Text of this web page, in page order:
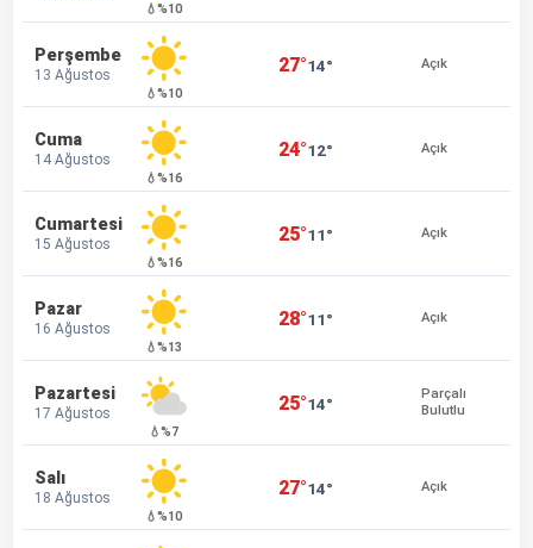
💧%10
Perşembe
13 Ağustos
💧%10
27°14° Açık
Cuma
14 Ağustos
💧%16
24°12° Açık
Cumartesi
15 Ağustos
💧%16
25°11° Açık
Pazar
16 Ağustos
💧%13
28°11° Açık
Pazartesi
17 Ağustos
💧%7
25°14°
Parçalı
Bulutlu
Salı
18 Ağustos
💧%10
27°14° Açık